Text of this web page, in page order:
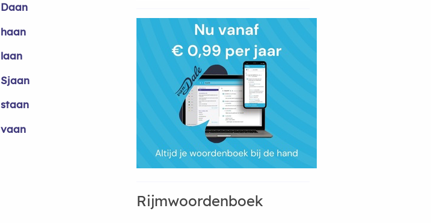
Daan
haan
laan
Sjaan
staan
vaan
Rijmwoordenboek